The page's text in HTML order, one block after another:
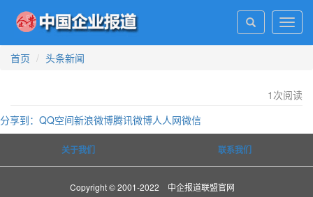
首页
头条新闻
1 次阅读
分享到： QQ空间新浪微博腾讯微博人人网微信
关于我们 联系我们
Copyright © 2001-2022 中企报道联盟官网